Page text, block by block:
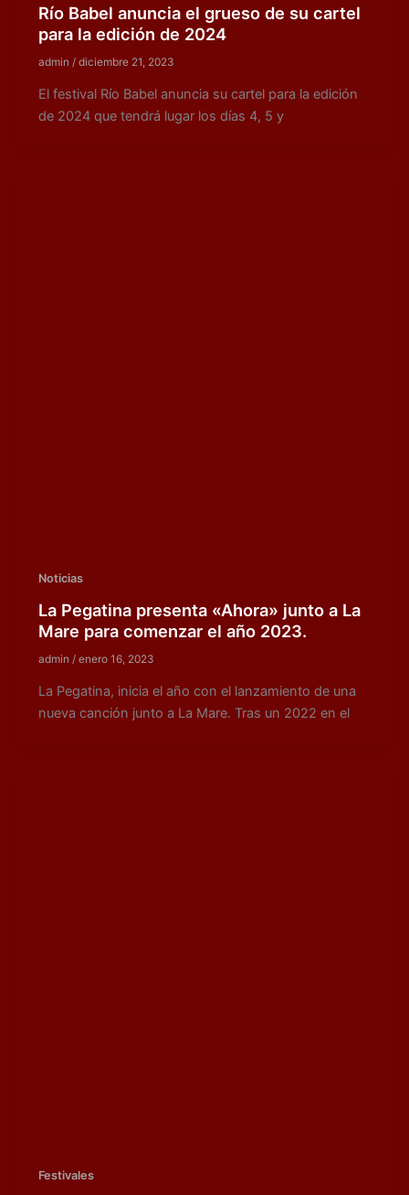
Río Babel anuncia el grueso de su cartel
para la edición de 2024
admin / diciembre 21, 2023
El festival Río Babel anuncia su cartel para la edición
de 2024 que tendrá lugar los días 4, 5 y
Noticias
La Pegatina presenta «Ahora» junto a La
Mare para comenzar el año 2023.
admin / enero 16, 2023
La Pegatina, inicia el año con el lanzamiento de una
nueva canción junto a La Mare. Tras un 2022 en el
Festivales